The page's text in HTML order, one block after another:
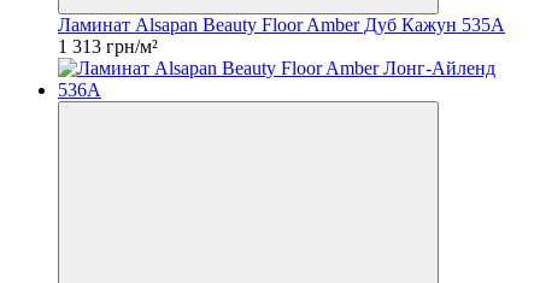
Ламинат Alsapan Beauty Floor Amber Дуб Кажун 535A
1 313 грн/м²